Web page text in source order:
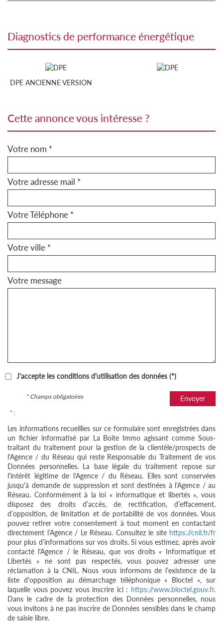
diagnostics de performance énergétique
DPE ANCIENNE VERSION
cette annonce vous intéresse ?
Votre nom *
Votre adresse mail *
Votre Téléphone *
Votre ville *
Votre message
J'accepte les conditions d'utilisation des données (*)
Envoyer
* Champs obligatoires
* :
Les informations recueillies sur ce formulaire sont enregistrées dans
un fichier informatisé par La Boite Immo agissant comme Sous-
traitant du traitement pour la gestion de la clientèle/prospects de
l'Agence / du Réseau qui reste Responsable du Traitement de vos
Données personnelles. La base légale du traitement repose sur
l'intérêt légitime de l'Agence / du Réseau. Elles sont conservées
jusqu'à demande de suppression et sont destinées à l'Agence / au
Réseau. Conformément à la loi « informatique et libertés », vous
disposez des droits d’accès, de rectification, d’effacement,
d’opposition, de limitation et de portabilité de vos données. Vous
pouvez retirer votre consentement à tout moment en contactant
directement l’Agence / Le Réseau. Consultez le site https://cnil.fr/fr
pour plus d’informations sur vos droits. Si vous estimez, après avoir
contacté l'Agence / le Réseau, que vos droits « Informatique et
Libertés » ne sont pas respectés, vous pouvez adresser une
réclamation à la CNIL. Nous vous informons de l’existence de la
liste d'opposition au démarchage téléphonique « Bloctel », sur
laquelle vous pouvez vous inscrire ici : https://www.bloctel.gouv.fr.
Dans le cadre de la protection des Données personnelles, nous
vous invitons à ne pas inscrire de Données sensibles dans le champ
de saisie libre.